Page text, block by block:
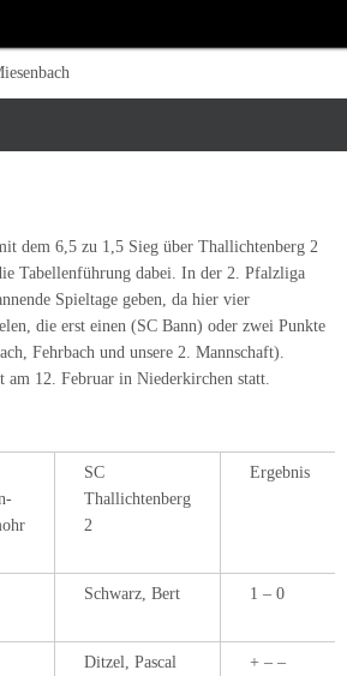
dem 6,5 zu 1,5 Sieg über Thallichtenberg 2
Tabellenführung dabei. In der 2. Pfalzliga
Spieltage geben, da hier vier
die erst einen (SC Bann) oder zwei Punkte
Fehrbach und unsere 2. Mannschaft).
am 12. Februar in Niederkirchen statt.
SC
Thallichtenberg
2
Ergebnis
Schwarz, Bert 1 – 0
Ditzel, Pascal + – –